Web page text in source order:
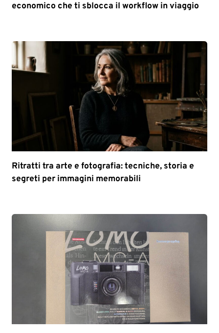
economico che ti sblocca il workflow in viaggio
Ritratti tra arte e fotografia: tecniche, storia e
segreti per immagini memorabili